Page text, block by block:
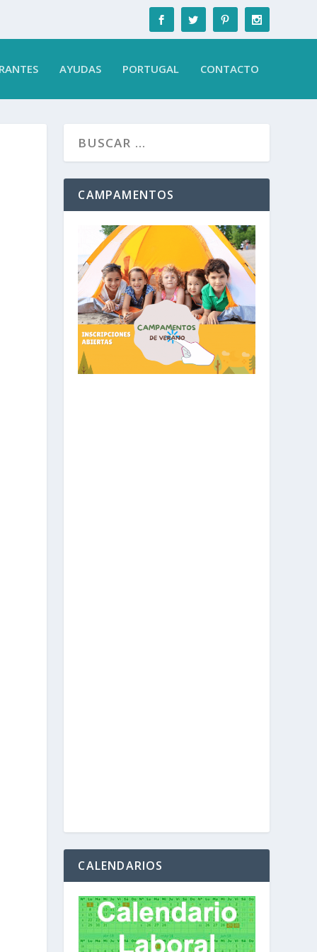
AYUDAS PORTUGAL CONTACTO
CAMPAMENTOS
CALENDARIOS